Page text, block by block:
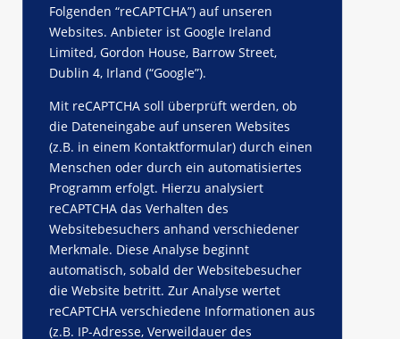
Folgenden “reCAPTCHA”) auf unseren
Websites. Anbieter ist Google Ireland
Limited, Gordon House, Barrow Street,
Dublin 4, Irland (“Google”).
Mit reCAPTCHA soll überprüft werden, ob
die Dateneingabe auf unseren Websites
(z.B. in einem Kontaktformular) durch einen
Menschen oder durch ein automatisiertes
Programm erfolgt. Hierzu analysiert
reCAPTCHA das Verhalten des
Websitebesuchers anhand verschiedener
Merkmale. Diese Analyse beginnt
automatisch, sobald der Websitebesucher
die Website betritt. Zur Analyse wertet
reCAPTCHA verschiedene Informationen aus
(z.B. IP-Adresse, Verweildauer des